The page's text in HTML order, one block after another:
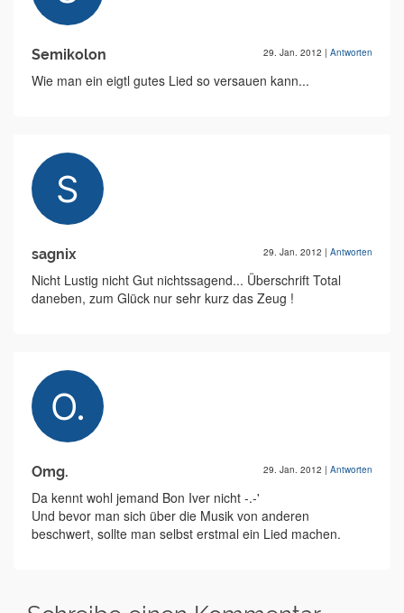
Semikolon 29. Jan. 2012 | Antworten
Wie man ein eigtl gutes Lied so versauen kann...
sagnix 29. Jan. 2012 | Antworten
Nicht Lustig nicht Gut nichtssagend... Überschrift Total
daneben, zum Glück nur sehr kurz das Zeug !
Omg. 29. Jan. 2012 | Antworten
Da kennt wohl jemand Bon Iver nicht -.-'
Und bevor man sich über die Musik von anderen
beschwert, sollte man selbst erstmal ein Lied machen.